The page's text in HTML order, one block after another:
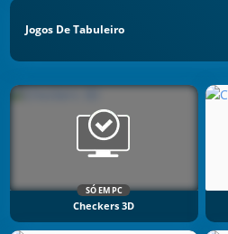
Jogos De Tabuleiro
SÓ EM PC
Checkers 3D